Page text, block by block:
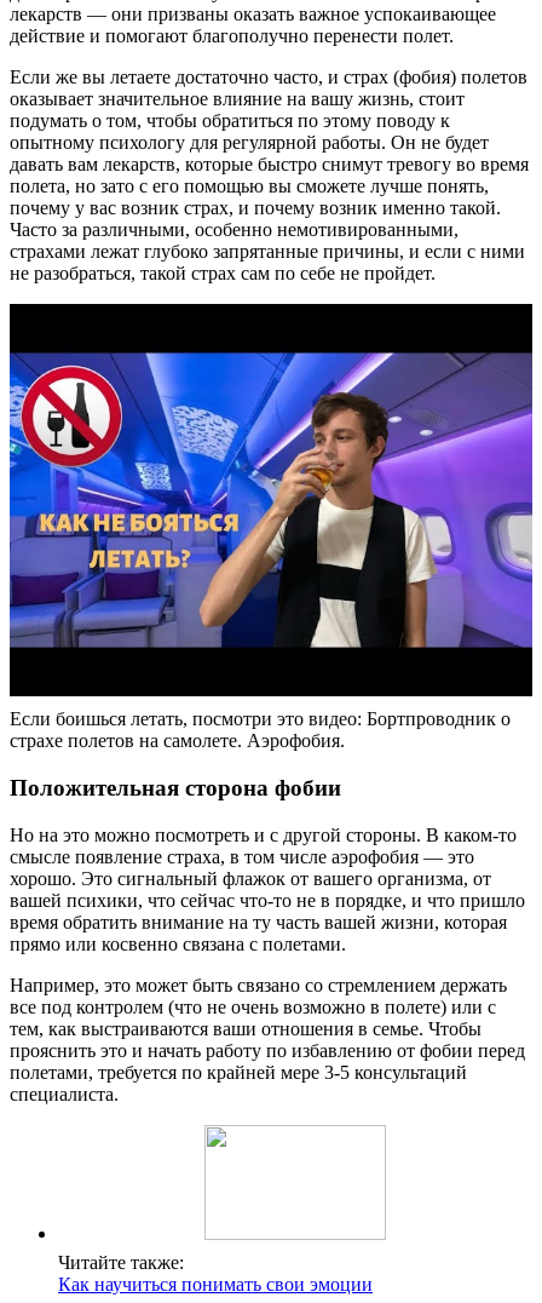
лекарств — они призваны оказать важное успокаивающее
действие и помогают благополучно перенести полет.
Если же вы летаете достаточно часто, и страх (фобия) полетов
оказывает значительное влияние на вашу жизнь, стоит
подумать о том, чтобы обратиться по этому поводу к
опытному психологу для регулярной работы. Он не будет
давать вам лекарств, которые быстро снимут тревогу во время
полета, но зато с его помощью вы сможете лучше понять,
почему у вас возник страх, и почему возник именно такой.
Часто за различными, особенно немотивированными,
страхами лежат глубоко запрятанные причины, и если с ними
не разобраться, такой страх сам по себе не пройдет.
Если боишься летать, посмотри это видео: Бортпроводник о
страхе полетов на самолете. Аэрофобия.
Положительная сторона фобии
Но на это можно посмотреть и с другой стороны. В каком-то
смысле появление страха, в том числе аэрофобия — это
хорошо. Это сигнальный флажок от вашего организма, от
вашей психики, что сейчас что-то не в порядке, и что пришло
время обратить внимание на ту часть вашей жизни, которая
прямо или косвенно связана с полетами.
Например, это может быть связано со стремлением держать
все под контролем (что не очень возможно в полете) или с
тем, как выстраиваются ваши отношения в семье. Чтобы
прояснить это и начать работу по избавлению от фобии перед
полетами, требуется по крайней мере 3-5 консультаций
специалиста.
Читайте также:
Как научиться понимать свои эмоции